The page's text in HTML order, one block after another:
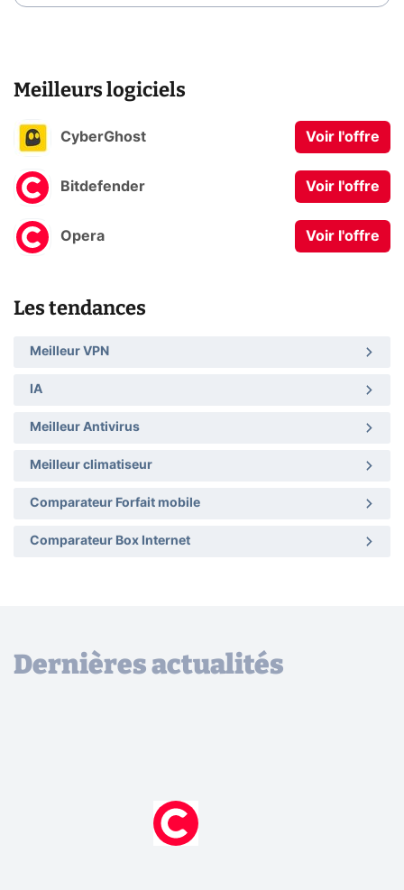
Meilleurs logiciels
CyberGhost Voir l'offre
Bitdefender Voir l'offre
Opera Voir l'offre
Les tendances
Meilleur VPN
IA
Meilleur Antivirus
Meilleur climatiseur
Comparateur Forfait mobile
Comparateur Box Internet
Dernières actualités